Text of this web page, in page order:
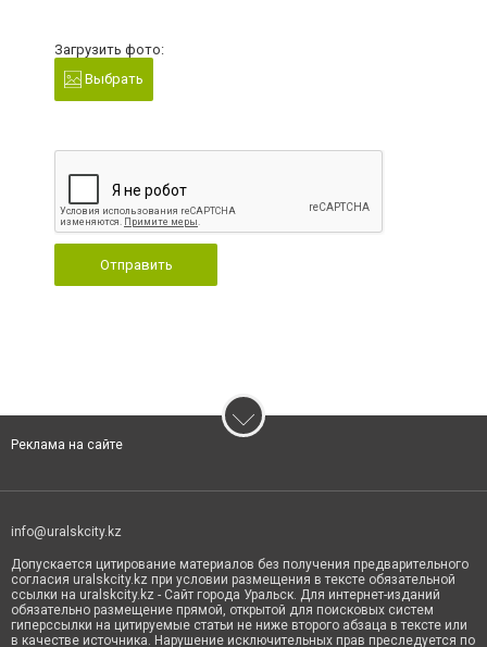
Загрузить фото:
Выбрать
Отправить
Реклама на сайте
info@uralskcity.kz
Допускается цитирование материалов без получения предварительного
согласия uralskcity.kz при условии размещения в тексте обязательной
ссылки на uralskcity.kz - Сайт города Уральск. Для интернет-изданий
обязательно размещение прямой, открытой для поисковых систем
гиперссылки на цитируемые статьи не ниже второго абзаца в тексте или
в качестве источника. Нарушение исключительных прав преследуется по